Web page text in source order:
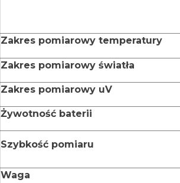
Zakres pomiarowy temperatury
Zakres pomiarowy światła
Zakres pomiarowy uV
Żywotność baterii
Szybkość pomiaru
Waga